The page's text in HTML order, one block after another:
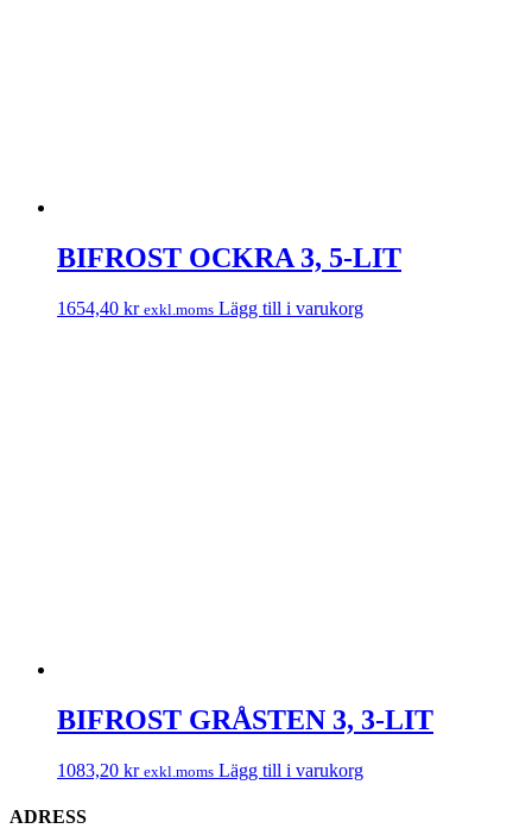
BIFROST OCKRA 3, 5-LIT
1654,40 kr exkl.moms Lägg till i varukorg
BIFROST GRÅSTEN 3, 3-LIT
1083,20 kr exkl.moms Lägg till i varukorg
ADRESS